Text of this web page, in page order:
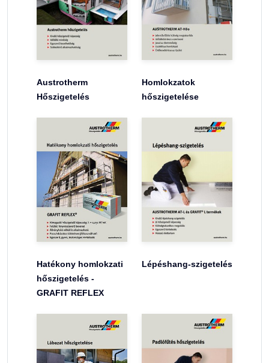
Austrotherm
Hőszigetelés
Homlokzatok
hőszigetelése
Hatékony homlokzati
hőszigetelés -
GRAFIT REFLEX
Lépéshang-szigetelés